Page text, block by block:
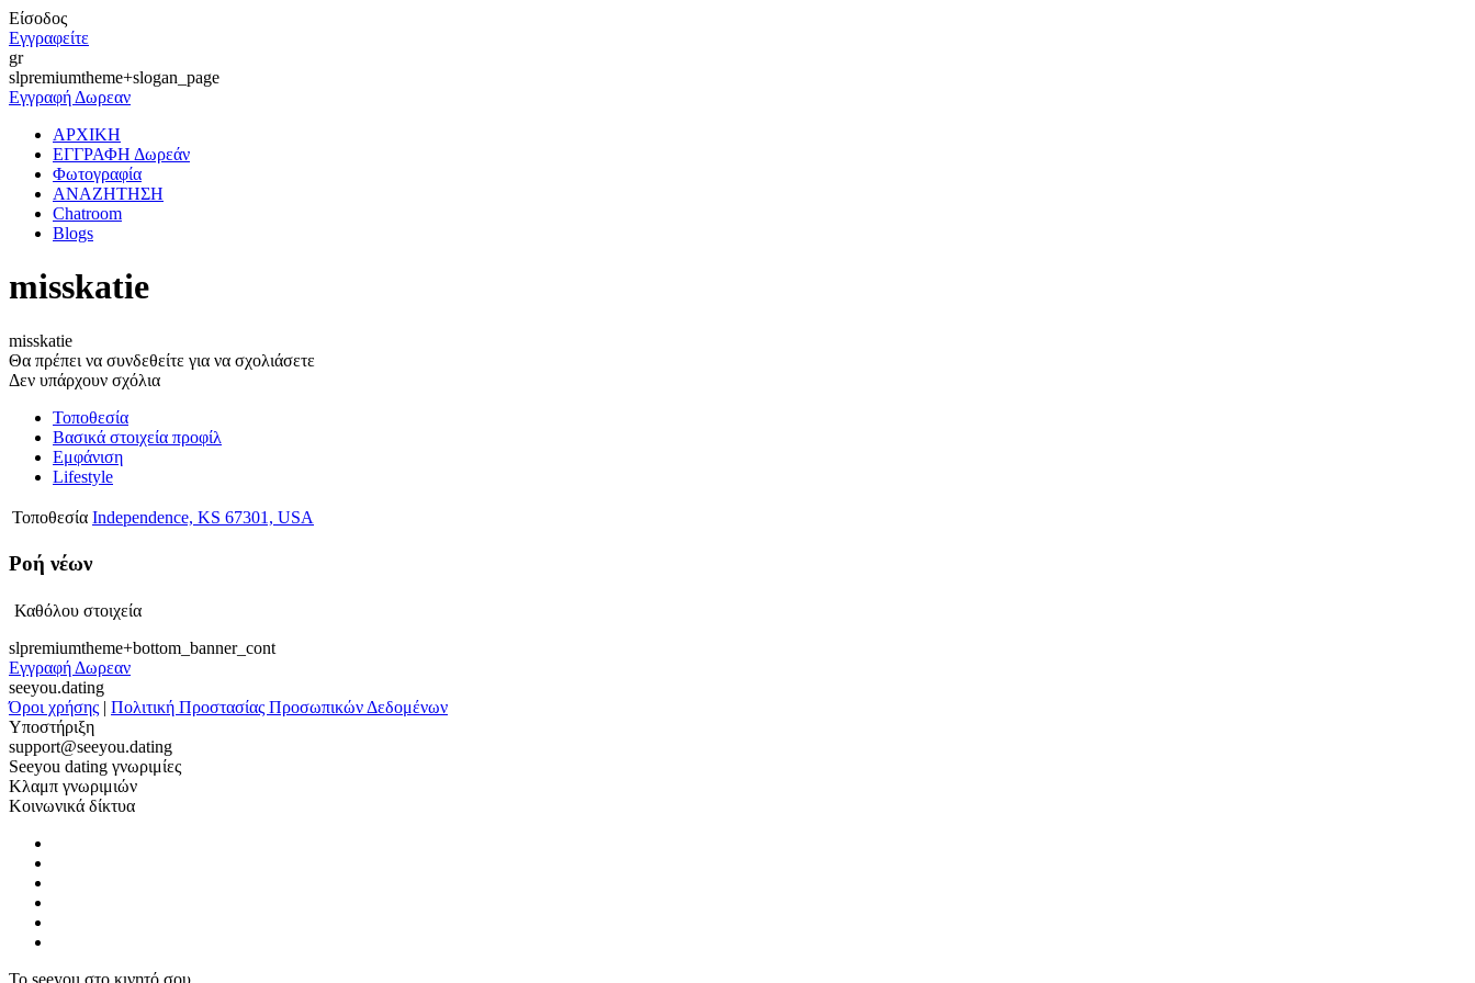
Είσοδος
Εγγραφείτε
gr
slpremiumtheme+slogan_page
Εγγραφή Δωρεαν
ΑΡΧΙΚΗ
ΕΓΓΡΑΦΗ Δωρεάν
Φωτογραφία
ΑΝΑΖΗΤΗΣΗ
Chatroom
Blogs
misskatie
misskatie
Θα πρέπει να συνδεθείτε για να σχολιάσετε
Δεν υπάρχουν σχόλια
Τοποθεσία
Βασικά στοιχεία προφίλ
Εμφάνιση
Lifestyle
Τοποθεσία Independence, KS 67301, USA
Ροή νέων
Καθόλου στοιχεία
slpremiumtheme+bottom_banner_cont
Εγγραφή Δωρεαν
seeyou.dating
Όροι χρήσης | Πολιτική Προστασίας Προσωπικών Δεδομένων
Υποστήριξη
support@seeyou.dating
Seeyou dating γνωριμίες
Κλαμπ γνωριμιών
Κοινωνικά δίκτυα